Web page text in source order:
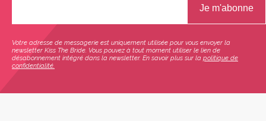
Votre adresse de messagerie est uniquement utilisée pour vous envoyer la
newsletter Kiss The Bride. Vous pouvez à tout moment utiliser le lien de
désabonnement intégré dans la newsletter. En savoir plus sur la politique de
confidentialité.